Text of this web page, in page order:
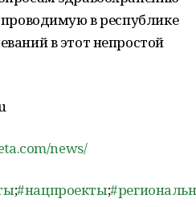
в республике
в этот непростой
news/
;#нацпроекты;